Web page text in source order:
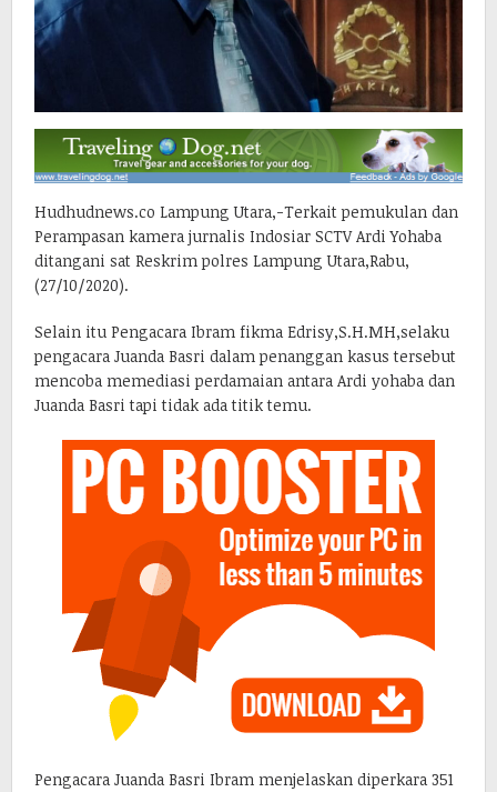
Hudhudnews.co Lampung Utara,-Terkait pemukulan dan
Perampasan kamera jurnalis Indosiar SCTV Ardi Yohaba
ditangani sat Reskrim polres Lampung Utara,Rabu,
(27/10/2020).
Selain itu Pengacara Ibram fikma Edrisy,S.H.MH,selaku
pengacara Juanda Basri dalam penanggan kasus tersebut
mencoba memediasi perdamaian antara Ardi yohaba dan
Juanda Basri tapi tidak ada titik temu.
Pengacara Juanda Basri Ibram menjelaskan diperkara 351